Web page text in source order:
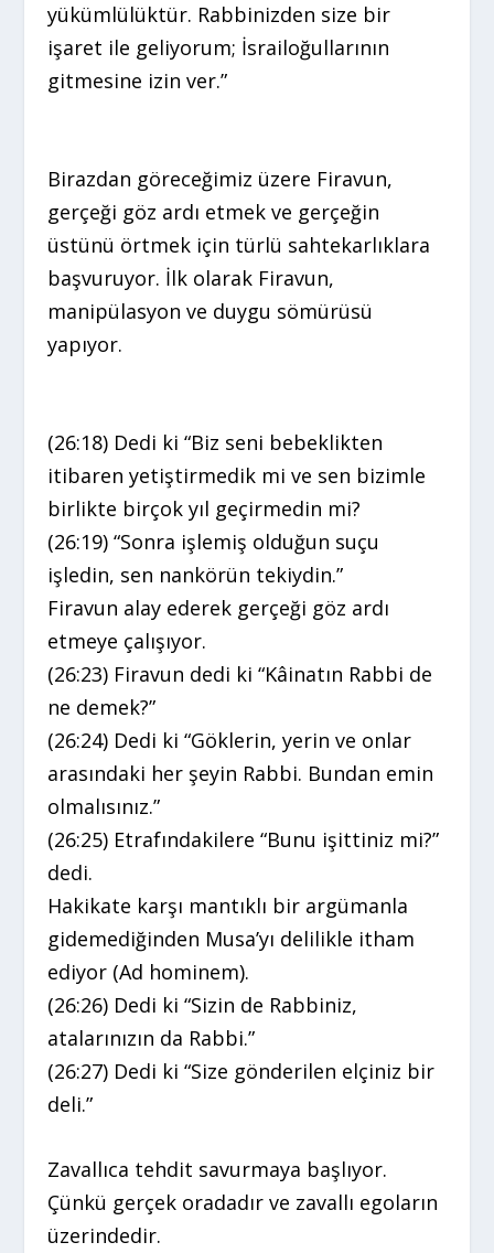
yükümlülüktür. Rabbinizden size bir
işaret ile geliyorum; İsrailoğullarının
gitmesine izin ver.”
Birazdan göreceğimiz üzere Firavun,
gerçeği göz ardı etmek ve gerçeğin
üstünü örtmek için türlü sahtekarlıklara
başvuruyor. İlk olarak Firavun,
manipülasyon ve duygu sömürüsü
yapıyor.
(26:18) Dedi ki “Biz seni bebeklikten
itibaren yetiştirmedik mi ve sen bizimle
birlikte birçok yıl geçirmedin mi?
(26:19) “Sonra işlemiş olduğun suçu
işledin, sen nankörün tekiydin.”
Firavun alay ederek gerçeği göz ardı
etmeye çalışıyor.
(26:23) Firavun dedi ki “Kâinatın Rabbi de
ne demek?”
(26:24) Dedi ki “Göklerin, yerin ve onlar
arasındaki her şeyin Rabbi. Bundan emin
olmalısınız.”
(26:25) Etrafındakilere “Bunu işittiniz mi?”
dedi.
Hakikate karşı mantıklı bir argümanla
gidemediğinden Musa’yı delilikle itham
ediyor (Ad hominem).
(26:26) Dedi ki “Sizin de Rabbiniz,
atalarınızın da Rabbi.”
(26:27) Dedi ki “Size gönderilen elçiniz bir
deli.”
Zavallıca tehdit savurmaya başlıyor.
Çünkü gerçek oradadır ve zavallı egoların
üzerindedir.